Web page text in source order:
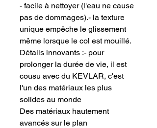
- facile à nettoyer (l'eau ne cause
pas de dommages).- la texture
unique empêche le glissement
même lorsque le col est mouillé.
Détails innovants :- pour
prolonger la durée de vie, il est
cousu avec du KEVLAR, c'est
l'un des matériaux les plus
solides au monde
Des matériaux hautement
avancés sur le plan